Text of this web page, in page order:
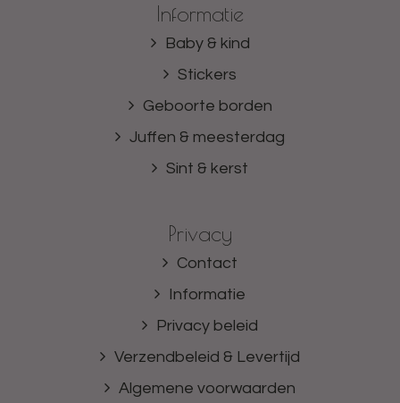
Informatie
Baby & kind
Stickers
Geboorte borden
Juffen & meesterdag
Sint & kerst
Privacy
Contact
Informatie
Privacy beleid
Verzendbeleid & Levertijd
Algemene voorwaarden